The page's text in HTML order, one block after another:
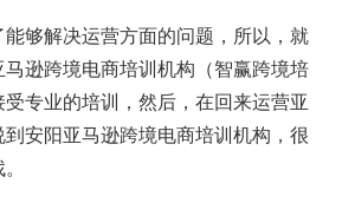
够解决运营方面的问题，所以，就
逊跨境电商培训机构（智赢跨境培
专业的培训，然后，在回来运营亚
安阳亚马逊跨境电商培训机构，很